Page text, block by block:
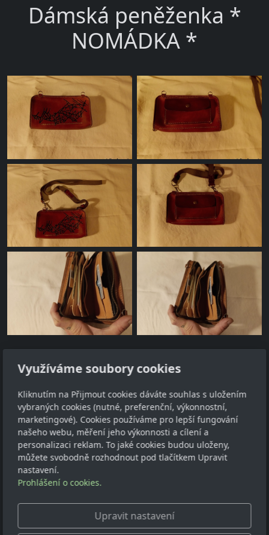
Dámská peněženka *
NOMÁDKA *
Adresa
Petr Klaus
Pohorská Ves 63
382 83
IČ: 04804414
Kontakt
dilna@atelierjezevci.com
+420 774 181 453, WhatsApp
Využíváme soubory cookies
Kliknutím na Přijmout cookies dáváte souhlas s uložením
vybraných cookies (nutné, preferenční, výkonnostní,
marketingové). Cookies používáme pro lepší fungování
našeho webu, měření jeho výkonnosti a cílení a
personalizaci reklam. To jaké cookies budou uloženy,
můžete svobodně rozhodnout pod tlačítkem Upravit
nastavení.
Prohlášení o cookies.
Upravit nastavení